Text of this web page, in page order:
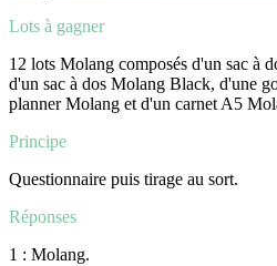
Lots à gagner
12 lots Molang composés d'un sac à
d'un sac à dos Molang Black, d'une
planner Molang et d'un carnet A5
Principe
Questionnaire puis tirage au sort.
Réponses
1 : Molang.